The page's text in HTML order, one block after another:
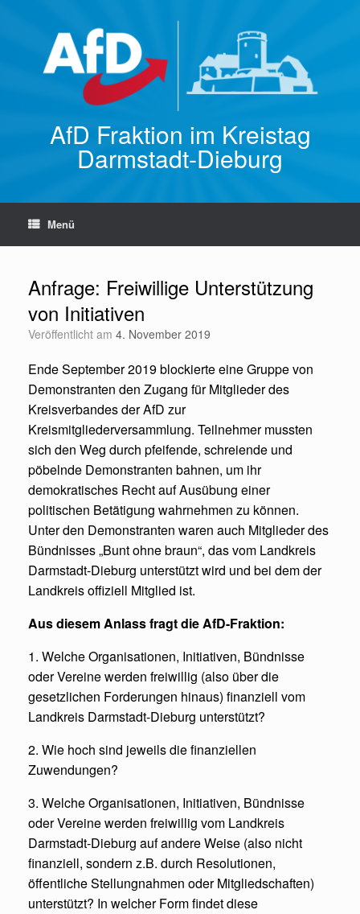
AfD Fraktion im Kreistag
Darmstadt-Dieburg
Menü
Anfrage: Freiwillige Unterstützung
von Initiativen
Veröffentlicht am 4. November 2019
Ende September 2019 blockierte eine Gruppe von
Demonstranten den Zugang für Mitglieder des
Kreisverbandes der AfD zur
Kreismitgliederversammlung. Teilnehmer mussten
sich den Weg durch pfeifende, schreiende und
pöbelnde Demonstranten bahnen, um ihr
demokratisches Recht auf Ausübung einer
politischen Betätigung wahrnehmen zu können.
Unter den Demonstranten waren auch Mitglieder des
Bündnisses „Bunt ohne braun“, das vom Landkreis
Darmstadt-Dieburg unterstützt wird und bei dem der
Landkreis offiziell Mitglied ist.
Aus diesem Anlass fragt die AfD-Fraktion:
1. Welche Organisationen, Initiativen, Bündnisse
oder Vereine werden freiwillig (also über die
gesetzlichen Forderungen hinaus) finanziell vom
Landkreis Darmstadt-Dieburg unterstützt?
2. Wie hoch sind jeweils die finanziellen
Zuwendungen?
3. Welche Organisationen, Initiativen, Bündnisse
oder Vereine werden freiwillig vom Landkreis
Darmstadt-Dieburg auf andere Weise (also nicht
finanziell, sondern z.B. durch Resolutionen,
öffentliche Stellungnahmen oder Mitgliedschaften)
unterstützt? In welcher Form findet diese